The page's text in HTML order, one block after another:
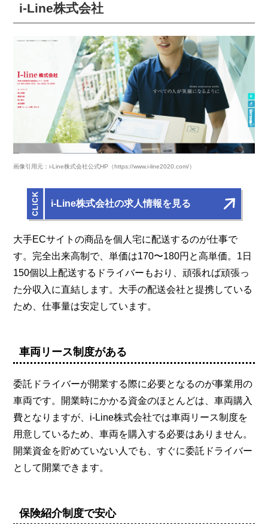
i-Line株式会社
画像引用元：i-Line株式会社公式HP（https://www.i-line2020.com/）
i-Line株式会社の求人情報を見る
大手ECサイトの商品を個人宅に配送するのが仕事で
す。完全出来高制で、単価は170〜180円と高単価。1日
150個以上配送するドライバーもおり、頑張れば頑張っ
た分収入に直結します。大手の配送会社と提携している
ため、仕事量は安定しています。
車両リース制度がある
委託ドライバーが開業する際に必要となるのが事業用の
車両です。開業時にかかる資金のほとんどは、車両購入
費となりますが、i-Line株式会社では車両リース制度を
用意しているため、車両を購入する必要はありません。
開業資金を貯めていない人でも、すぐに委託ドライバー
として開業できます。
保険紹介制度で安心